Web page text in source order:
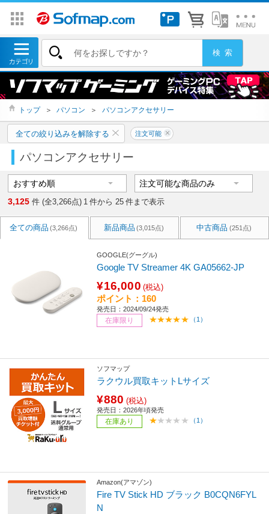
トップ ＞ パソコン ＞ パソコンアクセサリー
全ての絞り込みを解除する 注文可能
パソコンアクセサリー
3,125 件 (全3,266点) 1 件から 25 件まで表示
全ての商品 (3,266点) 新品商品 (3,015点) 中古商品 (251点)
GOOGLE(グーグル)
Google TV Streamer 4K GA05662-JP
¥16,000 (税込)
ポイント：160
発売日：2024/09/24発売
在庫限り （1）
ソフマップ
ラクウル買取キットLサイズ
¥880 (税込)
発売日：2026年頃発売
在庫あり （1）
Amazon(アマゾン)
Fire TV Stick HD ブラック B0CQN6FYL
N